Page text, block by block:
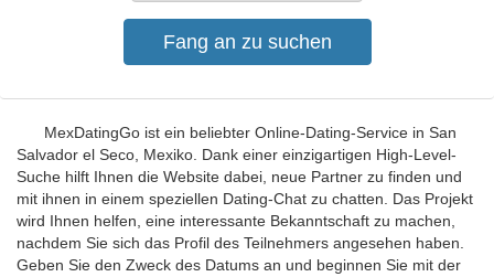
MexDatingGo ist ein beliebter Online-Dating-Service in San
Salvador el Seco, Mexiko. Dank einer einzigartigen High-Level-
Suche hilft Ihnen die Website dabei, neue Partner zu finden und
mit ihnen in einem speziellen Dating-Chat zu chatten. Das Projekt
wird Ihnen helfen, eine interessante Bekanntschaft zu machen,
nachdem Sie sich das Profil des Teilnehmers angesehen haben.
Geben Sie den Zweck des Datums an und beginnen Sie mit der